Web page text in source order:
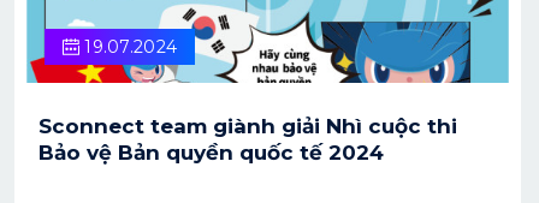
19.07.2024
Sconnect team giành giải Nhì cuộc thi
Bảo vệ Bản quyền quốc tế 2024